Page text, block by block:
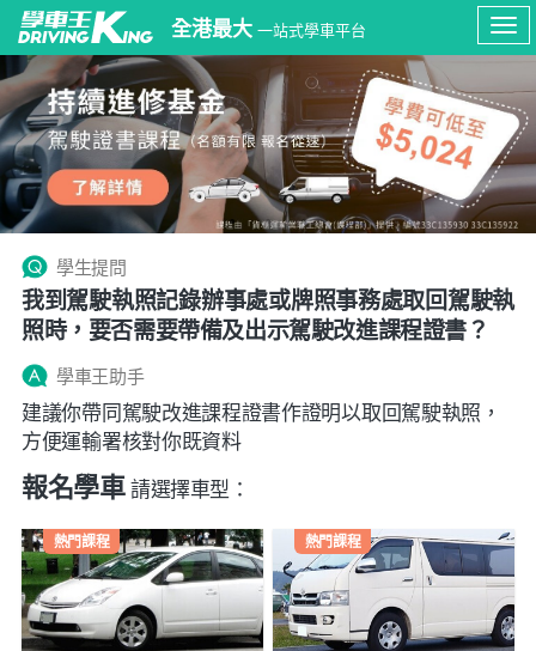
全港最大 一站式學車平台
學生提問
我到駕駛執照記錄辦事處或牌照事務處取回駕駛執
照時，要否需要帶備及出示駕駛改進課程證書？
學車王助手
建議你帶同駕駛改進課程證書作證明以取回駕駛執照，
方便運輸署核對你既資料
報名學車請選擇車型：
熱門課程 熱門課程